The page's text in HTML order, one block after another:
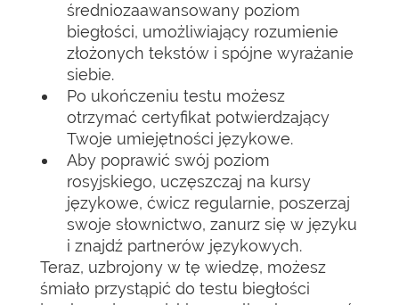
średniozaawansowany poziom
biegłości, umożliwiający rozumienie
złożonych tekstów i spójne wyrażanie
siebie.
Po ukończeniu testu możesz
otrzymać certyfikat potwierdzający
Twoje umiejętności językowe.
Aby poprawić swój poziom
rosyjskiego, uczęszczaj na kursy
językowe, ćwicz regularnie, poszerzaj
swoje słownictwo, zanurz się w języku
i znajdź partnerów językowych.
Teraz, uzbrojony w tę wiedzę, możesz
śmiało przystąpić do testu biegłości